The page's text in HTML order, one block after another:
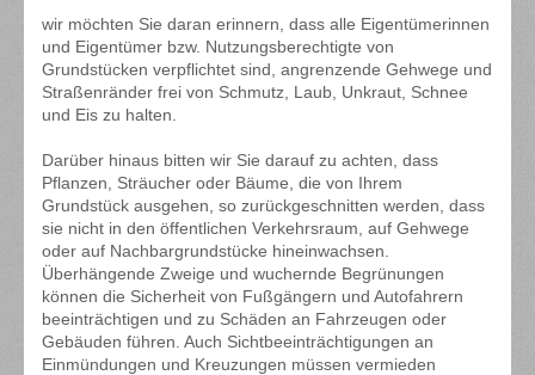
wir möchten Sie daran erinnern, dass alle Eigentümerinnen
und Eigentümer bzw. Nutzungsberechtigte von
Grundstücken verpflichtet sind, angrenzende Gehwege und
Straßenränder frei von Schmutz, Laub, Unkraut, Schnee
und Eis zu halten.
Darüber hinaus bitten wir Sie darauf zu achten, dass
Pflanzen, Sträucher oder Bäume, die von Ihrem
Grundstück ausgehen, so zurückgeschnitten werden, dass
sie nicht in den öffentlichen Verkehrsraum, auf Gehwege
oder auf Nachbargrundstücke hineinwachsen.
Überhängende Zweige und wuchernde Begrünungen
können die Sicherheit von Fußgängern und Autofahrern
beeinträchtigen und zu Schäden an Fahrzeugen oder
Gebäuden führen. Auch Sichtbeeinträchtigungen an
Einmündungen und Kreuzungen müssen vermieden